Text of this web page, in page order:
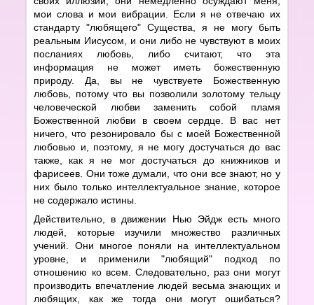
мои слова и мои вибрации. Если я не отвечаю их
стандарту "любящего" Существа, я не могу быть
реальным Иисусом, и они либо не чувствуют в моих
посланиях любовь, либо считают, что эта
информация не может иметь божественную
природу. Да, вы не чувствуете Божественную
любовь, потому что вы позволили золотому тельцу
человеческой любви заменить собой пламя
Божественной любви в своем сердце. В вас нет
ничего, что резонировало бы с моей Божественной
любовью и, поэтому, я не могу достучаться до вас
также, как я не мог достучаться до книжников и
фарисеев. Они тоже думали, что они все знают, но у
них было только интеллектуальное знание, которое
не содержало истины.
Действительно, в движении Нью Эйдж есть много
людей, которые изучили множество различных
учений. Они многое поняли на интеллектуальном
уровне, и применили "любящий" подход по
отношению ко всем. Следовательно, раз они могут
производить впечатление людей весьма знающих и
любящих, как же тогда они могут ошибаться?